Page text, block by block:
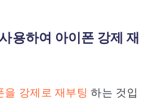
용하여 아이폰 강제 재
을 강제로 재부팅하는 것입